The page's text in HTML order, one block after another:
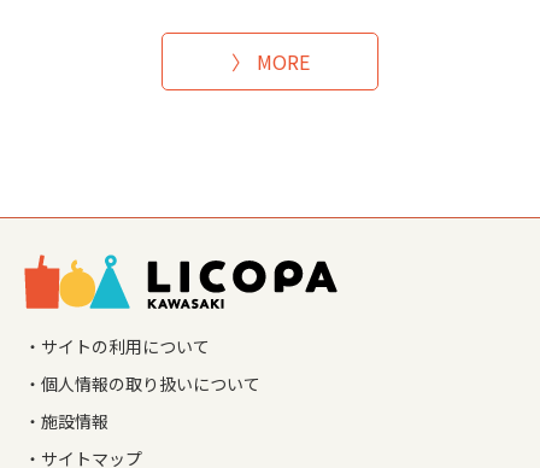
MORE
・サイトの利用について
・個人情報の取り扱いについて
・施設情報
・サイトマップ